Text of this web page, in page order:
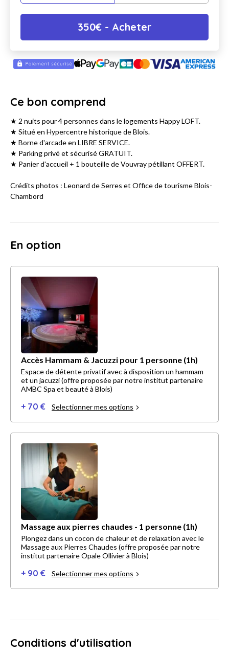
350€- Acheter
Ce bon comprend
★ 2 nuits pour 4 personnes dans le logements Happy LOFT.
★ Situé en Hypercentre historique de Blois.
★ Borne d'arcade en LIBRE SERVICE.
★ Parking privé et sécurisé GRATUIT.
★ Panier d'accueil + 1 bouteille de Vouvray pétillant OFFERT.
Crédits photos : Leonard de Serres et Office de tourisme Blois-
Chambord
En option
Accès Hammam & Jacuzzi pour 1 personne (1h)
Espace de détente privatif avec à disposition un hammam
et un jacuzzi (offre proposée par notre institut partenaire
AMBC Spa et beauté à Blois)
+ 70 € Selectionner mes options
Massage aux pierres chaudes - 1 personne (1h)
Plongez dans un cocon de chaleur et de relaxation avec le
Massage aux Pierres Chaudes (offre proposée par notre
institut partenaire Opale Ollivier à Blois)
+ 90 € Selectionner mes options
Conditions d'utilisation